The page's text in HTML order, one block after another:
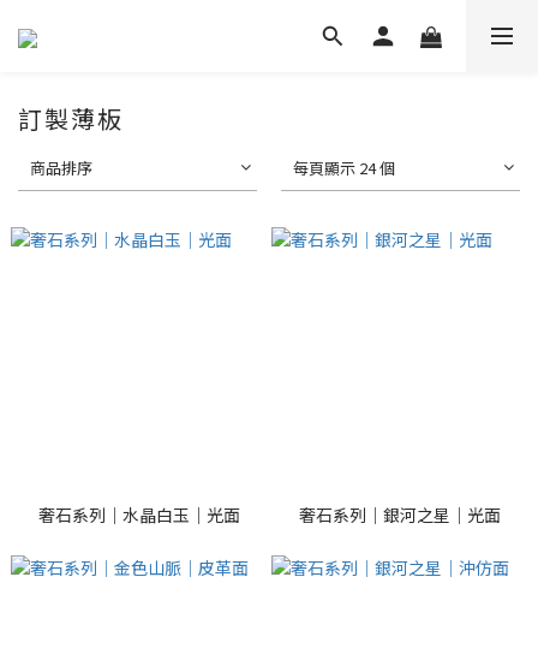
訂製薄板
商品排序 每頁顯示 24 個
奢石系列｜水晶白玉｜光面 奢石系列｜銀河之星｜光面